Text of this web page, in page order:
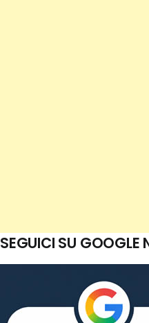
SEGUICI SU GOOGLE